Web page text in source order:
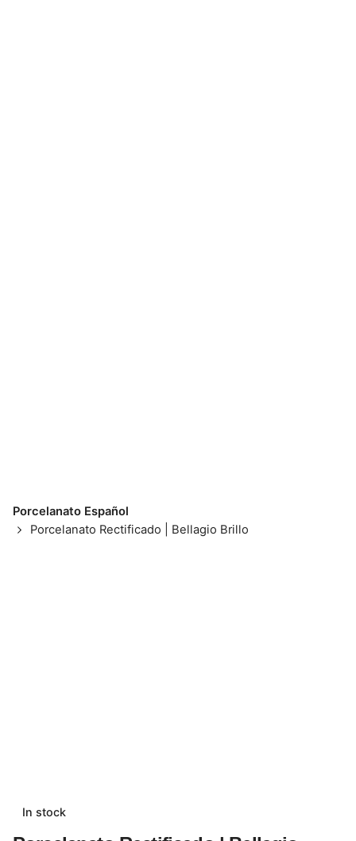
Porcelanato Español
Porcelanato Rectificado | Bellagio Brillo
In stock